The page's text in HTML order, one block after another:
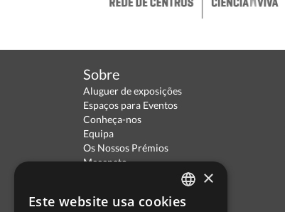
Sobre
Aluguer de exposições
Espaços para Eventos
Conheça-nos
Equipa
Os Nossos Prémios
Mecenato
Termos de UtilizaçãoPORTUGUESE
×
Este website usa cookies